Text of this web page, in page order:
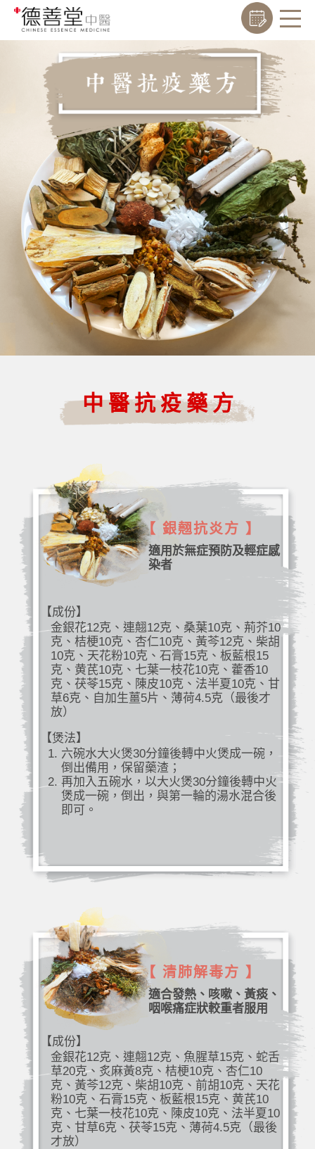
中醫抗疫藥方
【 銀翹抗炎方 】
適用於無症預防及輕症感
染者
【成份】
金銀花12克、連翹12克、桑葉10克、荊芥10
克、桔梗10克、杏仁10克、黃芩12克、柴胡
10克、天花粉10克、石膏15克、板藍根15
克、黄芪10克、七葉一枝花10克、藿香10
克、茯苓15克、陳皮10克、法半夏10克、甘
草6克、自加生薑5片、薄荷4.5克（最後才
放）
【煲法】
六碗水大火煲30分鐘後轉中火煲成一碗，
倒出備用，保留藥渣；
再加入五碗水，以大火煲30分鐘後轉中火
煲成一碗，倒出，與第一輪的湯水混合後
即可。
【 清肺解毒方 】
適合發熱、咳嗽、黃痰、
咽喉痛症狀較重者服用
【成份】
金銀花12克、連翹12克、魚腥草15克、蛇舌
草20克、炙麻黃8克、桔梗10克、杏仁10
克、黃芩12克、柴胡10克、前胡10克、天花
粉10克、石膏15克、板藍根15克、黄芪10
克、七葉一枝花10克、陳皮10克、法半夏10
克、甘草6克、茯苓15克、薄荷4.5克（最後
才放）